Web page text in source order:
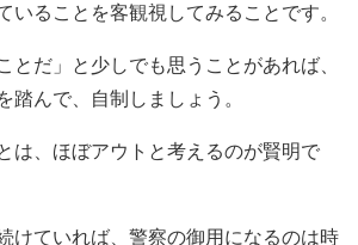
いることを客観視してみることです。
とだ」と少しでも思うことがあれば、
踏んで、自制しましょう。
は、ほぼアウトと考えるのが賢明で
けていれば、警察の御用になるのは時